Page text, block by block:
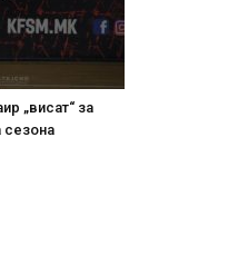
„висат“ за
сезона